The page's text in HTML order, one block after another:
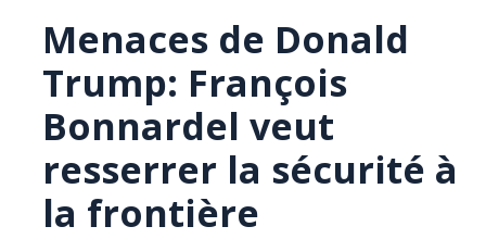
Menaces de Donald
Trump: François
Bonnardel veut
resserrer la sécurité à
la frontière